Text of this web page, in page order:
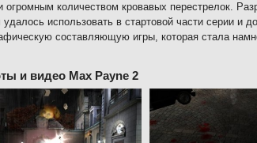
количеством кровавых перестрелок.
использовать в стартовой части серии и
составляющую игры, которая стала
и видео Max Payne 2